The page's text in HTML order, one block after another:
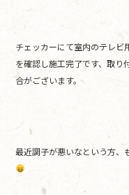
チェッカーにて室内のテレビ
を確認し施工完了です、取り
合がございます。
最近調子が悪いなという方、